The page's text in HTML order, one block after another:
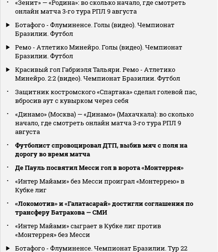
«Зенит» — «Родина»: во сколько начало, где смотреть
онлайн матча 3‑го тура РПЛ 9 августа
Ботафого - Флуминенсе. Голы (видео). Чемпионат
Бразилии. Футбол
Ремо - Атлетико Минейро. Голы (видео). Чемпионат
Бразилии. Футбол
Красивый гол Габриэля Тальяри. Ремо - Атлетико
Минейро. 2:2 (видео). Чемпионат Бразилии. Футбол
Защитник костромского «Спартака» сделал голевой пас,
вбросив аут с кувырком через себя
«Динамо» (Москва) — «Динамо» (Махачкала): во сколько
начало, где смотреть онлайн матча 3‑го тура РПЛ 9
августа
Футболист спровоцировал ДТП, выбив мяч с поля на
дорогу во время матча
Де Пауль посвятил Месси гол в ворота «Монтеррея»
«Интер Майами» без Месси проиграл «Монтеррею» в
Кубке лиг
«Локомотив» и «Галатасарай» достигли соглашения по
трансферу Батракова — СМИ
«Интер Майами» сыграет в Кубке лиг против
«Монтеррея» без Месси
Ботафого - Флуминенсе. Чемпионат Бразилии. Тур 22